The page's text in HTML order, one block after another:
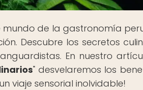
mundo de la gastronomía
Descubre los secretos
En nuestro
" desvelaremos los
viaje sensorial inolvidable!